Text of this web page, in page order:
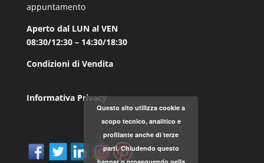
appuntamento
Aperto dal LUN al VEN
08:30/12:30 – 14:30/18:30
Condizioni di Vendita
Informativa Privacy
Questo sito utilizza cookie a
scopo tecnico, analitico e
profilante anche di terze
parti. Chiudendo questo